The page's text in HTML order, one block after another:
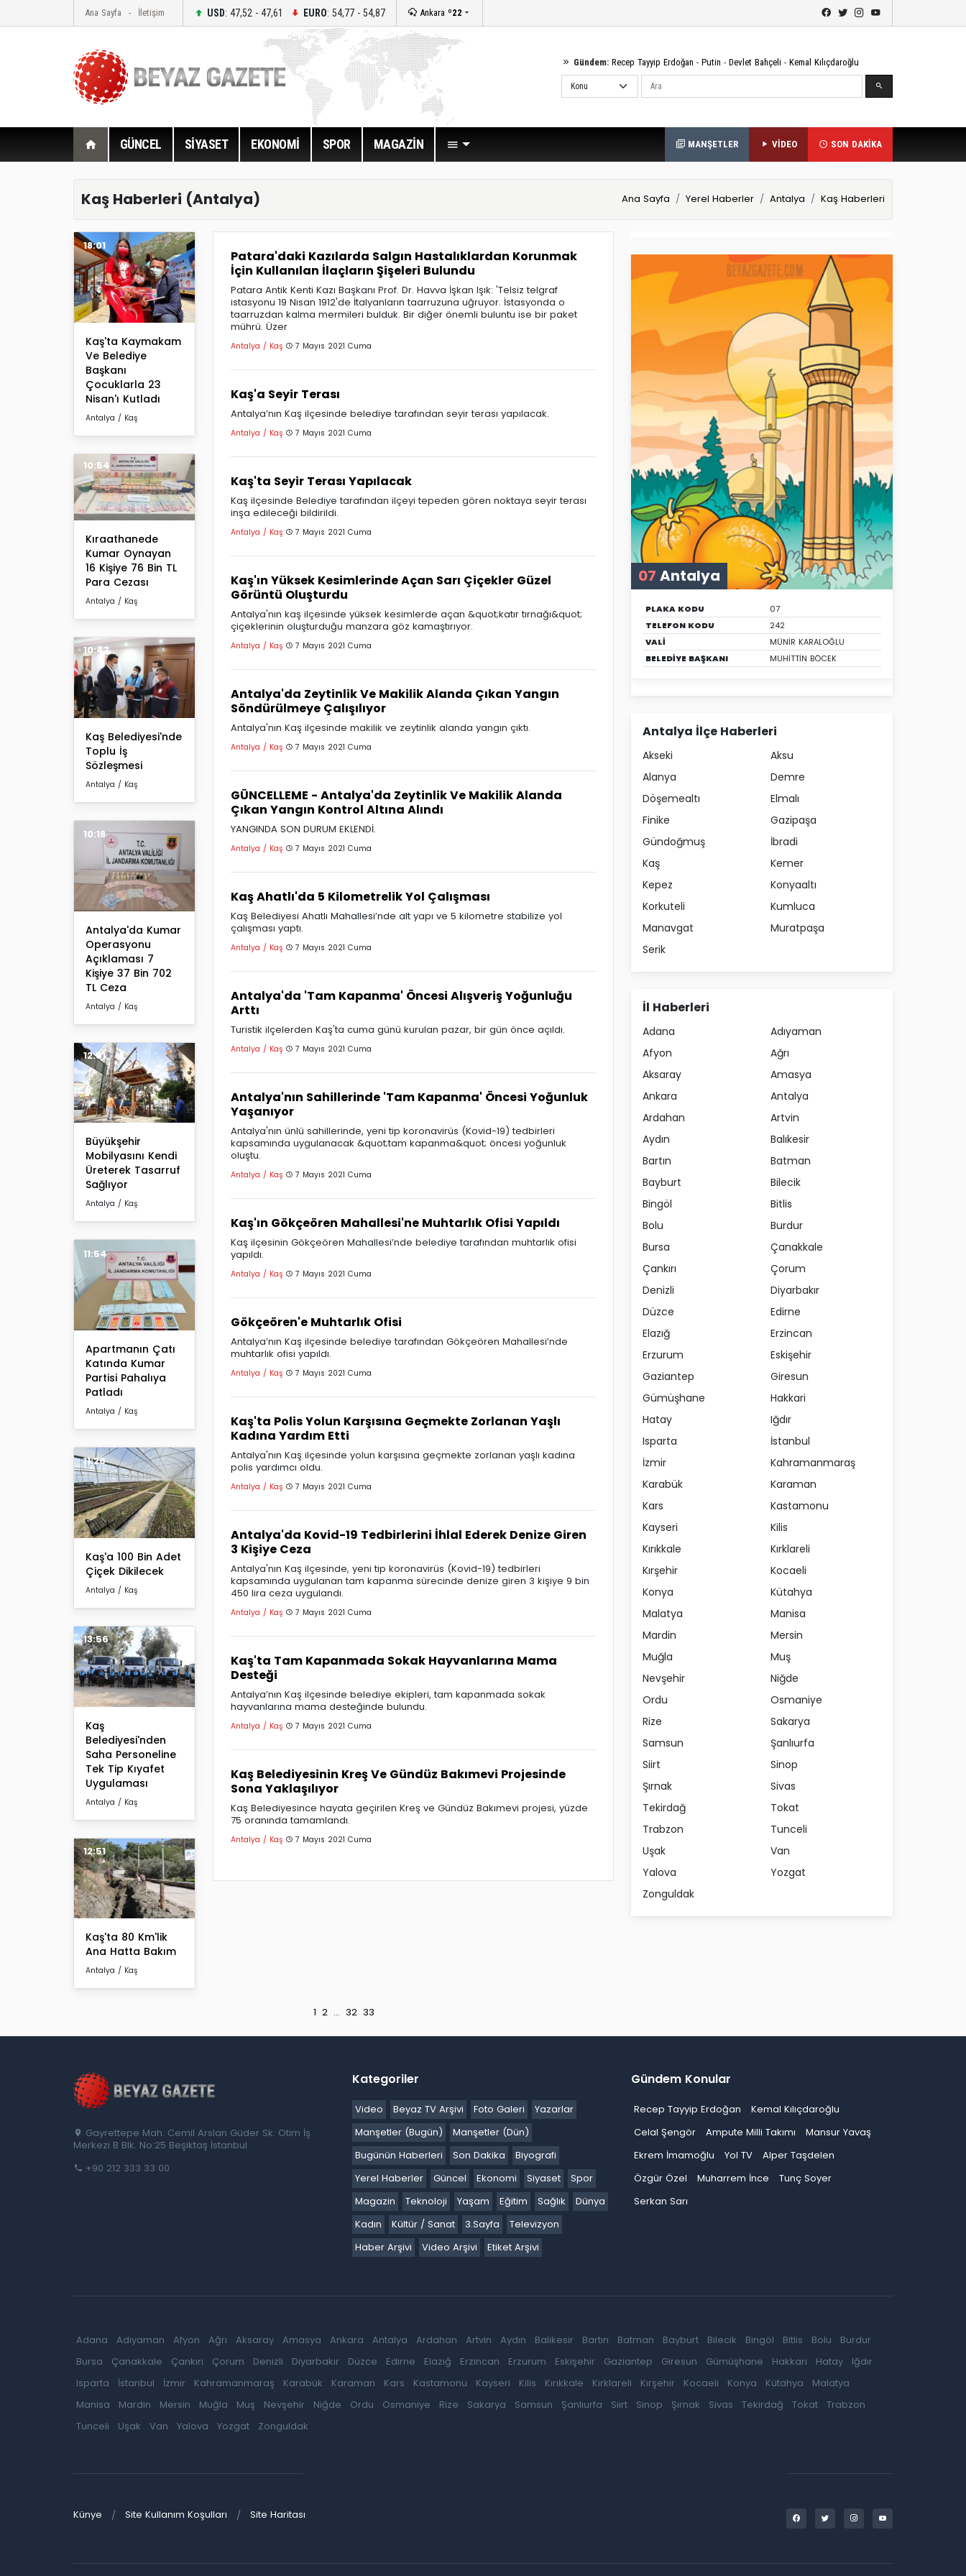
Ana Sayfa İletişim USD: 47,52 - 47,61 EURO: 54,77 - 54,87 Ankara º22
Gündem: Recep Tayyip Erdoğan - Putin - Devlet Bahçeli - Kemal Kılıçdaroğlu
Ara
GÜNCEL SİYASET EKONOMİ SPOR MAGAZİN MANŞETLER VİDEO SON DAKİKA
Kaş Haberleri (Antalya) Ana Sayfa Yerel Haberler Antalya Kaş Haberleri
18:01
Kaş'ta Kaymakam
Ve Belediye
Başkanı
Çocuklarla 23
Nisan'ı Kutladı
Antalya / Kaş
10:54
Kıraathanede
Kumar Oynayan
16 Kişiye 76 Bin TL
Para Cezası
Antalya / Kaş
10:47
Kaş Belediyesi'nde
Toplu İş
Sözleşmesi
Antalya / Kaş
10:18
Antalya'da Kumar
Operasyonu
Açıklaması 7
Kişiye 37 Bin 702
TL Ceza
Antalya / Kaş
12:51
Büyükşehir
Mobilyasını Kendi
Üreterek Tasarruf
Sağlıyor
Antalya / Kaş
11:54
Apartmanın Çatı
Katında Kumar
Partisi Pahalıya
Patladı
Antalya / Kaş
11:26
Kaş'a 100 Bin Adet
Çiçek Dikilecek
Antalya / Kaş
13:56
Kaş
Belediyesi'nden
Saha Personeline
Tek Tip Kıyafet
Uygulaması
Antalya / Kaş
12:51
Kaş'ta 80 Km'lik
Ana Hatta Bakım
Antalya / Kaş
Patara'daki Kazılarda Salgın Hastalıklardan Korunmak
İçin Kullanılan İlaçların Şişeleri Bulundu
Patara Antik Kenti Kazı Başkanı Prof. Dr. Havva İşkan Işık: 'Telsiz telgraf
istasyonu 19 Nisan 1912'de İtalyanların taarruzuna uğruyor. İstasyonda o
taarruzdan kalma mermileri bulduk. Bir diğer önemli buluntu ise bir paket
mührü. Üzer
Antalya / Kaş 7 Mayıs 2021 Cuma
Kaş'a Seyir Terası
Antalya’nın Kaş ilçesinde belediye tarafından seyir terası yapılacak.
Antalya / Kaş 7 Mayıs 2021 Cuma
Kaş'ta Seyir Terası Yapılacak
Kaş ilçesinde Belediye tarafından ilçeyi tepeden gören noktaya seyir terası
inşa edileceği bildirildi.
Antalya / Kaş 7 Mayıs 2021 Cuma
Kaş'ın Yüksek Kesimlerinde Açan Sarı Çiçekler Güzel
Görüntü Oluşturdu
Antalya'nın kaş ilçesinde yüksek kesimlerde açan &quot;katır tırnağı&quot;
çiçeklerinin oluşturduğu manzara göz kamaştırıyor.
Antalya / Kaş 7 Mayıs 2021 Cuma
Antalya'da Zeytinlik Ve Makilik Alanda Çıkan Yangın
Söndürülmeye Çalışılıyor
Antalya'nın Kaş ilçesinde makilik ve zeytinlik alanda yangın çıktı.
Antalya / Kaş 7 Mayıs 2021 Cuma
GÜNCELLEME - Antalya'da Zeytinlik Ve Makilik Alanda
Çıkan Yangın Kontrol Altına Alındı
YANGINDA SON DURUM EKLENDİ.
Antalya / Kaş 7 Mayıs 2021 Cuma
Kaş Ahatlı'da 5 Kilometrelik Yol Çalışması
Kaş Belediyesi Ahatlı Mahallesi’nde alt yapı ve 5 kilometre stabilize yol
çalışması yaptı.
Antalya / Kaş 7 Mayıs 2021 Cuma
Antalya'da 'Tam Kapanma' Öncesi Alışveriş Yoğunluğu
Arttı
Turistik ilçelerden Kaş'ta cuma günü kurulan pazar, bir gün önce açıldı.
Antalya / Kaş 7 Mayıs 2021 Cuma
Antalya'nın Sahillerinde 'Tam Kapanma' Öncesi Yoğunluk
Yaşanıyor
Antalya'nın ünlü sahillerinde, yeni tip koronavirüs (Kovid-19) tedbirleri
kapsamında uygulanacak &quot;tam kapanma&quot; öncesi yoğunluk
oluştu.
Antalya / Kaş 7 Mayıs 2021 Cuma
Kaş'ın Gökçeören Mahallesi'ne Muhtarlık Ofisi Yapıldı
Kaş ilçesinin Gökçeören Mahallesi’nde belediye tarafından muhtarlık ofisi
yapıldı.
Antalya / Kaş 7 Mayıs 2021 Cuma
Gökçeören'e Muhtarlık Ofisi
Antalya’nın Kaş ilçesinde belediye tarafından Gökçeören Mahallesi’nde
muhtarlık ofisi yapıldı.
Antalya / Kaş 7 Mayıs 2021 Cuma
Kaş'ta Polis Yolun Karşısına Geçmekte Zorlanan Yaşlı
Kadına Yardım Etti
Antalya'nın Kaş ilçesinde yolun karşısına geçmekte zorlanan yaşlı kadına
polis yardımcı oldu.
Antalya / Kaş 7 Mayıs 2021 Cuma
Antalya'da Kovid-19 Tedbirlerini İhlal Ederek Denize Giren
3 Kişiye Ceza
Antalya'nın Kaş ilçesinde, yeni tip koronavirüs (Kovid-19) tedbirleri
kapsamında uygulanan tam kapanma sürecinde denize giren 3 kişiye 9 bin
450 lira ceza uygulandı.
Antalya / Kaş 7 Mayıs 2021 Cuma
Kaş'ta Tam Kapanmada Sokak Hayvanlarına Mama
Desteği
Antalya’nın Kaş ilçesinde belediye ekipleri, tam kapanmada sokak
hayvanlarına mama desteğinde bulundu.
Antalya / Kaş 7 Mayıs 2021 Cuma
Kaş Belediyesinin Kreş Ve Gündüz Bakımevi Projesinde
Sona Yaklaşılıyor
Kaş Belediyesince hayata geçirilen Kreş ve Gündüz Bakımevi projesi, yüzde
75 oranında tamamlandı.
Antalya / Kaş 7 Mayıs 2021 Cuma
1 2... 32 33
07 Antalya
PLAKA KODU
07
TELEFON KODU
242
VALİ
MÜNİR KARALOĞLU
BELEDİYE BAŞKANI
MUHİTTİN BÖCEK
Antalya İlçe Haberleri
Akseki
Aksu
Alanya
Demre
Döşemealtı
Elmalı
Finike
Gazipaşa
Gündoğmuş
İbradi
Kaş
Kemer
Kepez
Konyaaltı
Korkuteli
Kumluca
Manavgat
Muratpaşa
Serik
İl Haberleri
Adana
Adıyaman
Afyon
Ağrı
Aksaray
Amasya
Ankara
Antalya
Ardahan
Artvin
Aydın
Balıkesir
Bartın
Batman
Bayburt
Bilecik
Bingöl
Bitlis
Bolu
Burdur
Bursa
Çanakkale
Çankırı
Çorum
Denizli
Diyarbakır
Düzce
Edirne
Elazığ
Erzincan
Erzurum
Eskişehir
Gaziantep
Giresun
Gümüşhane
Hakkari
Hatay
Iğdır
Isparta
İstanbul
İzmir
Kahramanmaraş
Karabük
Karaman
Kars
Kastamonu
Kayseri
Kilis
Kırıkkale
Kırklareli
Kırşehir
Kocaeli
Konya
Kütahya
Malatya
Manisa
Mardin
Mersin
Muğla
Muş
Nevşehir
Niğde
Ordu
Osmaniye
Rize
Sakarya
Samsun
Şanlıurfa
Siirt
Sinop
Şırnak
Sivas
Tekirdağ
Tokat
Trabzon
Tunceli
Uşak
Van
Yalova
Yozgat
Zonguldak
Gayrettepe Mah. Cemil Arslan Güder Sk. Otim İş
Merkezi B Blk. No:25 Beşiktaş İstanbul
+90 212 333 33 00
Kategoriler
Video Beyaz TV Arşivi Foto Galeri
Yazarlar
Manşetler (Bugün)
Manşetler (Dün)
Bugünün Haberleri
Son Dakika
Biyografi
Yerel Haberler
Güncel Ekonomi Siyaset
Spor
Magazin
Teknoloji Yaşam Eğitim Sağlık
Dünya
Kadın
Kültür / Sanat 3.Sayfa
Televizyon
Haber Arşivi
Video Arşivi Etiket Arşivi
Gündem Konular
Recep Tayyip Erdoğan
Kemal Kılıçdaroğlu
Celal Şengör
Ampute Milli Takımı
Mansur Yavaş
Ekrem İmamoğlu
Yol TV
Alper Taşdelen
Özgür Özel
Muharrem İnce
Tunç Soyer
Serkan Sarı
Adana Adıyaman Afyon Ağrı Aksaray Amasya Ankara Antalya Ardahan Artvin Aydın Balıkesir Bartın Batman Bayburt Bilecik Bingöl Bitlis Bolu
Burdur
Bursa
Çanakkale Çankırı Çorum Denizli Diyarbakır Düzce Edirne Elazığ Erzincan Erzurum Eskişehir Gaziantep Giresun Gümüşhane Hakkari Hatay
Iğdır
Isparta
İstanbul İzmir Kahramanmaraş Karabük Karaman Kars Kastamonu Kayseri Kilis Kırıkkale Kırklareli Kırşehir Kocaeli Konya Kütahya
Malatya
Manisa
Mardin Mersin Muğla Muş Nevşehir Niğde Ordu Osmaniye Rize Sakarya Samsun Şanlıurfa Siirt Sinop Şırnak Sivas Tekirdağ Tokat
Trabzon
Tunceli
Uşak Van Yalova Yozgat Zonguldak
Künye Site Kullanım Koşulları Site Haritası